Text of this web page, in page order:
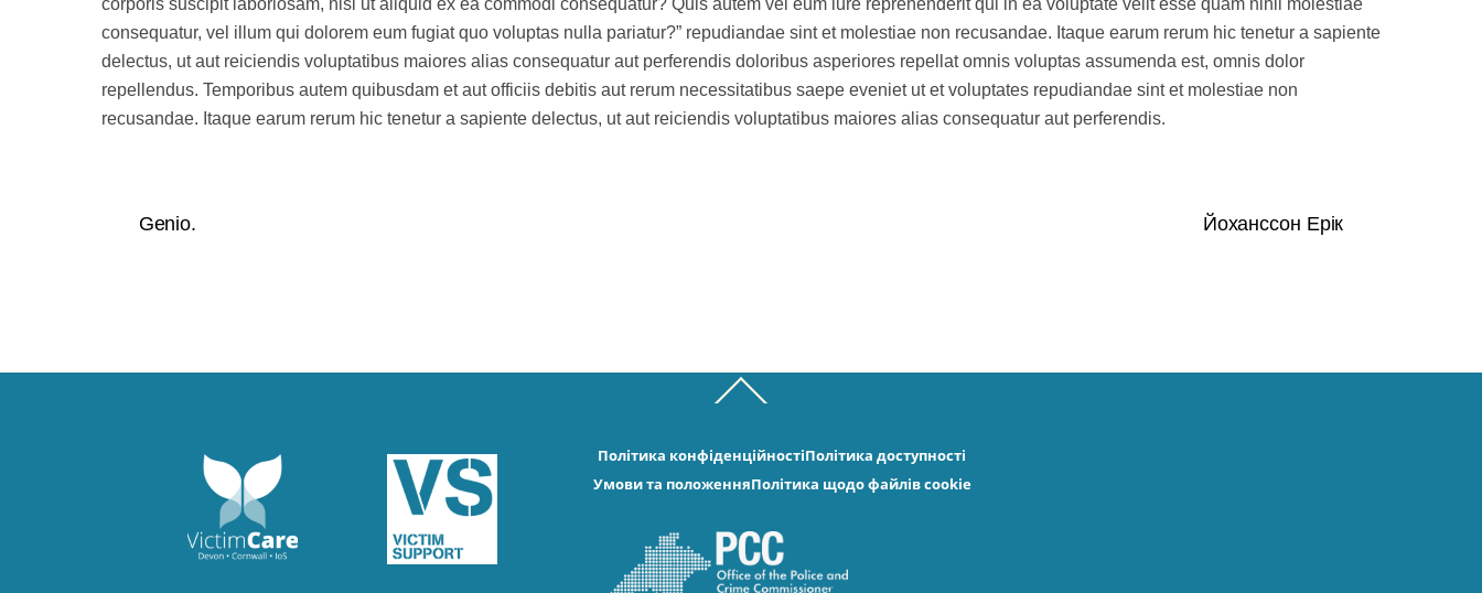
consequatur, vel illum qui dolorem eum fugiat quo voluptas nulla pariatur?” repudiandae sint et molestiae non recusandae. Itaque earum rerum hic tenetur a sapiente
delectus, ut aut reiciendis voluptatibus maiores alias consequatur aut perferendis doloribus asperiores repellat omnis voluptas assumenda est, omnis dolor
repellendus. Temporibus autem quibusdam et aut officiis debitis aut rerum necessitatibus saepe eveniet ut et voluptates repudiandae sint et molestiae non
recusandae. Itaque earum rerum hic tenetur a sapiente delectus, ut aut reiciendis voluptatibus maiores alias consequatur aut perferendis.
Genio. Йоханссон Ерік
To
Політика конфіденційностіПолітика доступності
Умови та положенняПолітика щодо файлів cookie